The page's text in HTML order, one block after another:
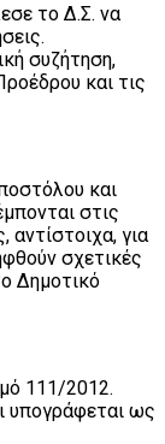
το Δ.Σ. να
συζήτηση,
και τις
και
στις
αντίστοιχα, για
σχετικές
Δημοτικό
111/2012.
υπογράφεται ως